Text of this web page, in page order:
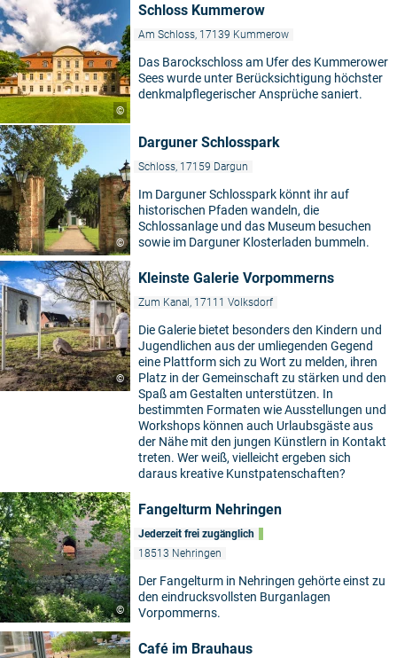
©
Schloss Kummerow
Am Schloss, 17139 Kummerow
Das Barockschloss am Ufer des Kummerower
Sees wurde unter Berücksichtigung höchster
denkmalpflegerischer Ansprüche saniert.
©
Darguner Schlosspark
Schloss, 17159 Dargun
Im Darguner Schlosspark könnt ihr auf
historischen Pfaden wandeln, die
Schlossanlage und das Museum besuchen
sowie im Darguner Klosterladen bummeln.
©
Kleinste Galerie Vorpommerns
Zum Kanal, 17111 Volksdorf
Die Galerie bietet besonders den Kindern und
Jugendlichen aus der umliegenden Gegend
eine Plattform sich zu Wort zu melden, ihren
Platz in der Gemeinschaft zu stärken und den
Spaß am Gestalten unterstützen. In
bestimmten Formaten wie Ausstellungen und
Workshops können auch Urlaubsgäste aus
der Nähe mit den jungen Künstlern in Kontakt
treten. Wer weiß, vielleicht ergeben sich
daraus kreative Kunstpatenschaften?
©
Fangelturm Nehringen
Jederzeit frei zugänglich
18513 Nehringen
Der Fangelturm in Nehringen gehörte einst zu
den eindrucksvollsten Burganlagen
Vorpommerns.
Café im Brauhaus